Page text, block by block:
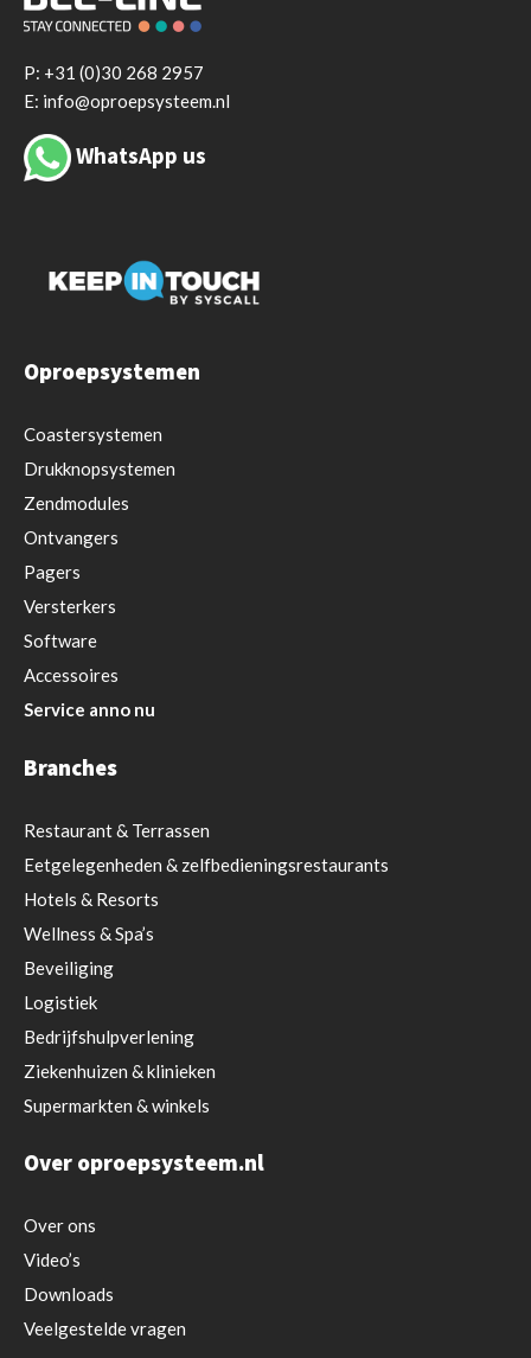
P: +31 (0)30 268 2957
E: info@oproepsysteem.nl
WhatsApp us
Oproepsystemen
Coastersystemen
Drukknopsystemen
Zendmodules
Ontvangers
Pagers
Versterkers
Software
Accessoires
Service anno nu
Branches
Restaurant& Terrassen
Eetgelegenheden & zelfbedieningsrestaurants
Hotels & Resorts
Wellness & Spa’s
Beveiliging
Logistiek
Bedrijfshulpverlening
Ziekenhuizen & klinieken
Supermarkten & winkels
Over oproepsysteem.nl
Over ons
Video’s
Downloads
Veelgestelde vragen